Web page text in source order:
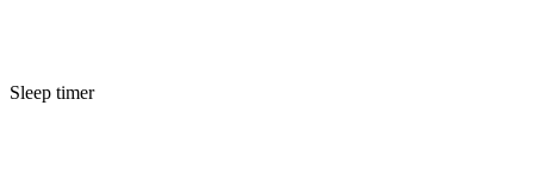
Sleep timer